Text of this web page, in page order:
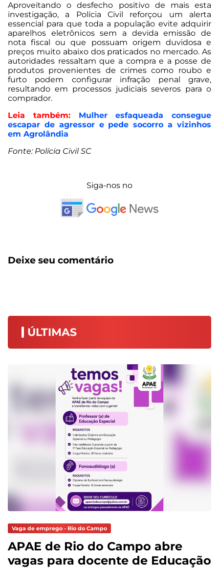
Aproveitando o desfecho positivo de mais esta
investigação, a Polícia Civil reforçou um alerta
essencial para que toda a população evite adquirir
aparelhos eletrônicos sem a devida emissão de
nota fiscal ou que possuam origem duvidosa e
preços muito abaixo dos praticados no mercado. As
autoridades ressaltam que a compra e a posse de
produtos provenientes de crimes como roubo e
furto podem configurar infração penal grave,
resultando em processos judiciais severos para o
comprador.
Leia também:
Mulher esfaqueada consegue
escapar de agressor e pede socorro a vizinhos
em Agrolândia
Fonte: Polícia Civil SC
Siga-nos no
Deixe seu comentário
ÚLTIMAS
Vaga de emprego - Rio do Campo
APAE de Rio do Campo abre
vagas para docente de Educação